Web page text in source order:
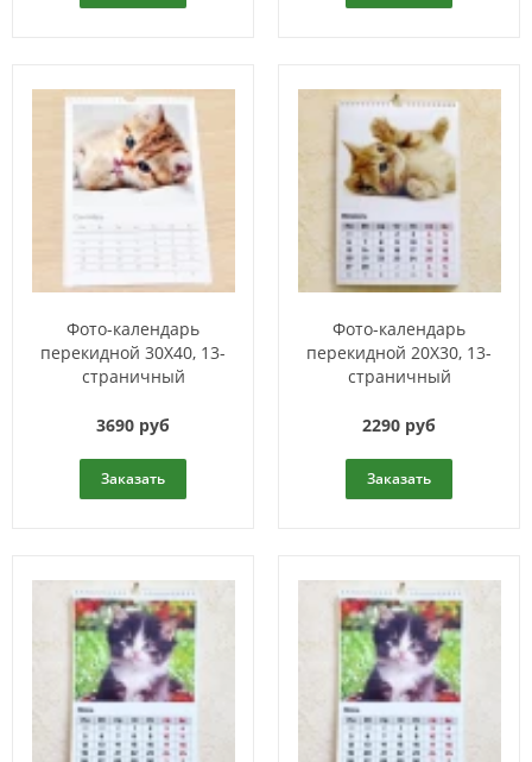
Фото-календарь
перекидной 30X40, 13-
страничный
3690 руб
Заказать
Фото-календарь
перекидной 20Х30, 13-
страничный
2290 руб
Заказать